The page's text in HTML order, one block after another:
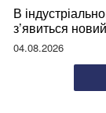
В
з’явиться
04.08.2026